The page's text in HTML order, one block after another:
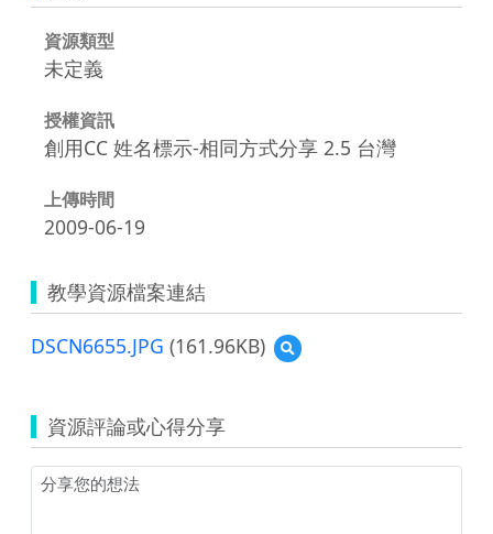
資源類型
未定義
授權資訊
創用CC 姓名標示-相同方式分享 2.5 台灣
上傳時間
2009-06-19
教學資源檔案連結
DSCN6655.JPG (161.96KB)
預
覽
資源評論或心得分享